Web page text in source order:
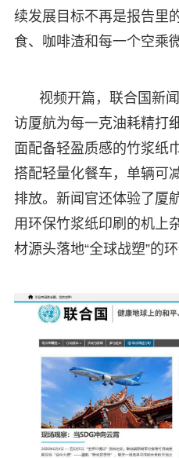
续发展目标不再是报告里
食、咖啡渣和每一个空乘
视频开篇，联合国新
访厦航为每一克油耗精打
面配备轻盈质感的竹浆纸
搭配轻量化餐车，单辆可
排放。新闻官还体验了厦
用环保竹浆纸印刷的机上
材源头落地“全球战塑”的环